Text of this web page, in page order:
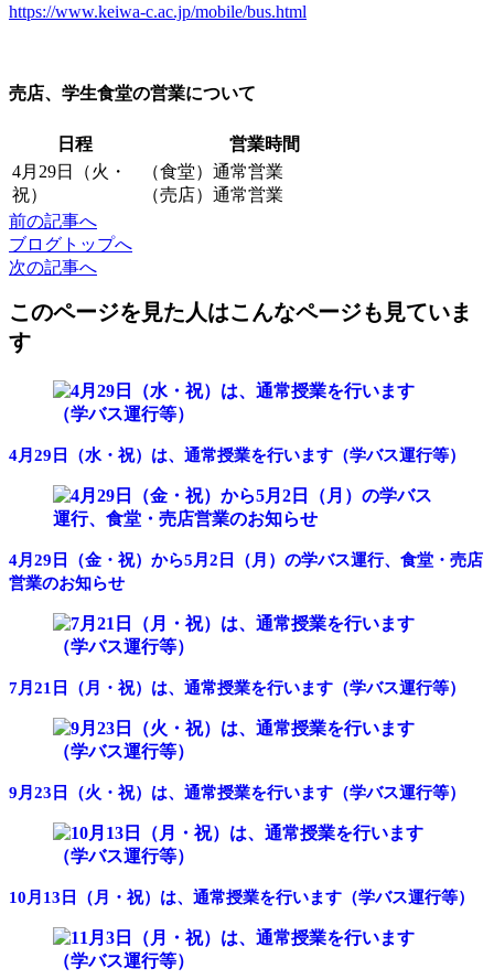
https://www.keiwa-c.ac.jp/mobile/bus.html
売店、学生食堂の営業について
日程
営業時間
4月29日（火・
祝）
（食堂）通常営業
（売店）通常営業
前の記事へ
ブログ トップへ
次の記事へ
このページを見た人はこんなページも見ていま
す
4月29日（水・祝）は、通常授業を行います（学バス運行等）
4月29日（金・祝）から5月2日（月）の学バス運行、食堂・売店
営業のお知らせ
7月21日（月・祝）は、通常授業を行います（学バス運行等）
9月23日（火・祝）は、通常授業を行います（学バス運行等）
10月13日（月・祝）は、通常授業を行います（学バス運行等）